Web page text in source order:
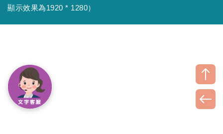
顯示效果為1920 * 1280）